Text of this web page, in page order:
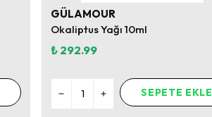
GÜLAMOUR
Okaliptus Yağı 10ml
₺ 292.99
SEPETE EKLE